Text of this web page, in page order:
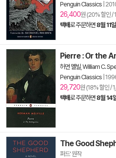
Penguin Classics
26,400원 (20% 할인 /
택배로 주문하면 8월 11
Pierre : Or the
허먼 멜빌 William C.
Penguin Classics
29,720원 (18% 할인 /
택배로 주문하면 8월 14
The Good
퍼드' 원작